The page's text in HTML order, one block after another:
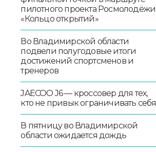
пилотного проекта Росмолодёжи
«Кольцо открытий»
Во Владимирской области
подвели полугодовые итоги
достижений спортсменов и
тренеров
JAECOO J6 — кроссовер для тех,
кто не привык ограничивать себя
В пятницу во Владимирской
области ожидается дождь